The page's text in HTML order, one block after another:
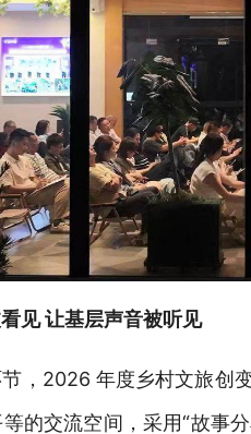
见让基层声音被听见
， 2026 年度乡村文旅创
的交流空间，采用“故事